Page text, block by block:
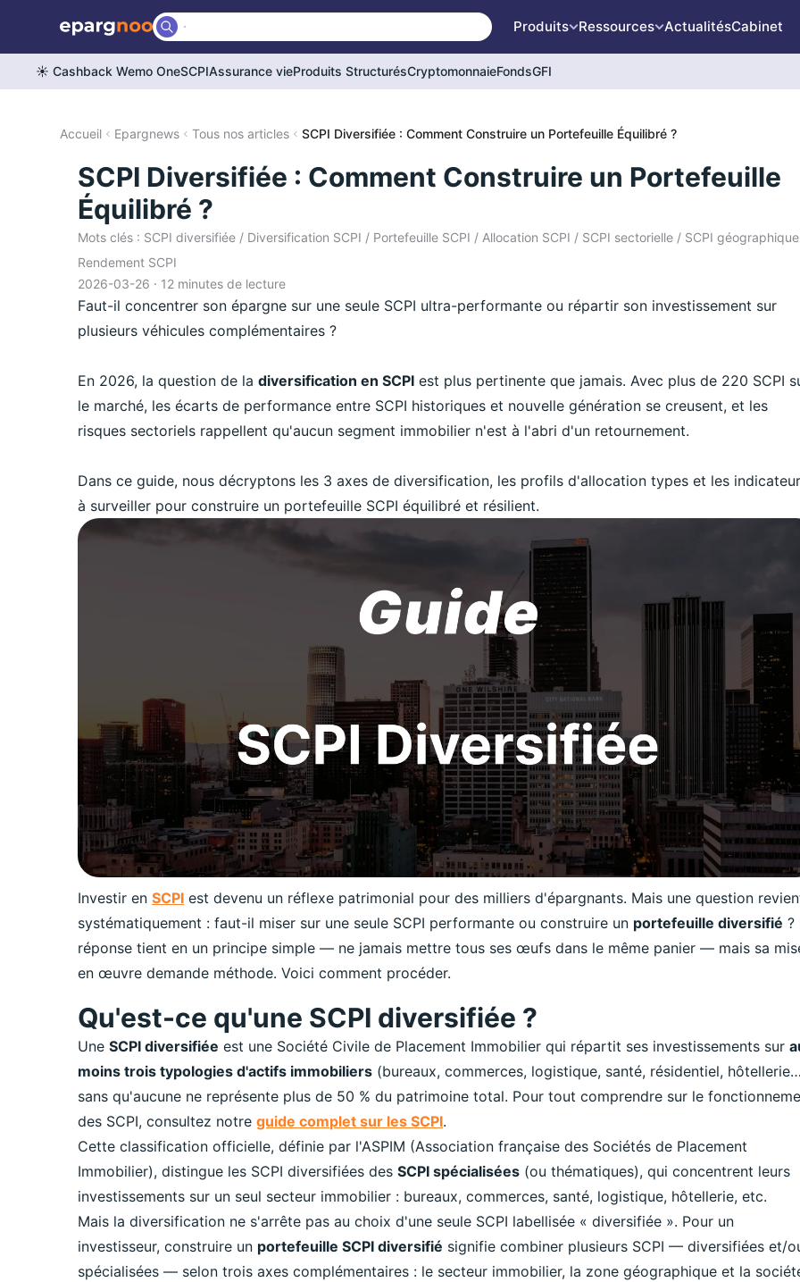
Produits Ressources ActualitésCabinet
☀️ Cashback Wemo OneSCPIAssurance vieProduits StructurésCryptomonnaieFondsGFI
Accueil Epargnews Tous nos articles SCPI Diversifiée : Comment Construire un Portefeuille Équilibré ?
SCPI Diversifiée : Comment Construire un Portefeuille
Équilibré ?
Mots clés : SCPI diversifiée / Diversification SCPI / Portefeuille SCPI / Allocation SCPI / SCPI sectorielle / SCPI
Rendement SCPI
2026-03-26 ⸱ 12 minutes de lecture
Faut-il concentrer son épargne sur une seule SCPI ultra-performante ou répartir son investissement sur
plusieurs véhicules complémentaires ?
En 2026, la question de ladiversification en SCPI est plus pertinente que jamais. Avec plus de 220 SCPI
le marché, les écarts de performance entre SCPI historiques et nouvelle génération se creusent, et les
risques sectoriels rappellent qu'aucun segment immobilier n'est à l'abri d'un retournement.
Dans ce guide, nous décryptons les 3 axes de diversification, les profils d'allocation types et les
à surveiller pour construire un portefeuille SCPI équilibré et résilient.
Investir enSCPI est devenu un réflexe patrimonial pour des milliers d'épargnants. Mais une question
systématiquement : faut-il miser sur une seule SCPI performante ou construire un portefeuille diversifié ?
réponse tient en un principe simple — ne jamais mettre tous ses œufs dans le même panier — mais sa
en œuvre demande méthode. Voici comment procéder.
Qu'est-ce qu'une SCPI diversifiée ?
UneSCPI diversifiée est une Société Civile de Placement Immobilier qui répartit ses investissements sur
moins trois typologies d'actifs immobiliers (bureaux, commerces, logistique, santé, résidentiel,
sans qu'aucune ne représente plus de 50 % du patrimoine total. Pour tout comprendre sur le
des SCPI, consultez notreguide complet sur les SCPI.
Cette classification officielle, définie par l'ASPIM (Association française des Sociétés de Placement
Immobilier), distingue les SCPI diversifiées desSCPI spécialisées (ou thématiques), qui concentrent leurs
investissements sur un seul secteur immobilier : bureaux, commerces, santé, logistique, hôtellerie, etc.
Mais la diversification ne s'arrête pas au choix d'une seule SCPI labellisée « diversifiée ». Pour un
investisseur, construire un portefeuille SCPI diversifié signifie combiner plusieurs SCPI — diversifiées et/
spécialisées — selon trois axes complémentaires : le secteur immobilier, la zone géographique et la